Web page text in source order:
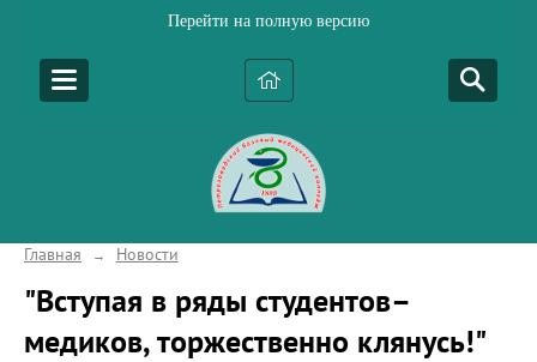
Перейти на полную версию
Главная → Новости
"Вступая в ряды студентов–
медиков, торжественно клянусь!"